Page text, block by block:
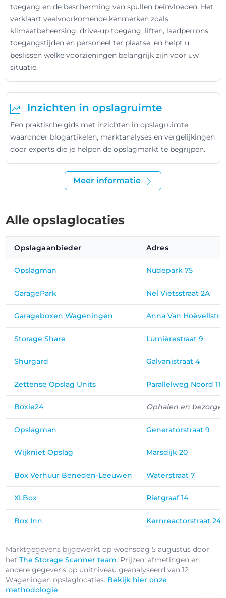
toegang en de bescherming van spullen beïnvloeden. Het
verklaart veelvoorkomende kenmerken zoals
klimaatbeheersing, drive-up toegang, liften, laadperrons,
toegangstijden en personeel ter plaatse, en helpt u
beslissen welke voorzieningen belangrijk zijn voor uw
situatie.
Inzichten in opslagruimte
Een praktische gids met inzichten in opslagruimte,
waaronder blogartikelen, marktanalyses en vergelijkingen
door experts die je helpen de opslagmarkt te begrijpen.
Meer informatie
Alle opslaglocaties
Opslagaanbieder Adres
Opslagman Nudepark 75
GaragePark Nel Vietsstraat 2A
Garageboxen Wageningen Anna Van
Storage Share Lumièrestraat 9
Shurgard Galvanistraat 4
Zettense Opslag Units Parallelweg Noord 11
Boxie24 Ophalen en
Opslagman Generatorstraat 9
Wijkniet Opslag Marsdijk 20
Box Verhuur Beneden-Leeuwen Waterstraat 7
XLBox Rietgraaf 14
Box Inn Kernreactorstraat 24
Marktgegevens bijgewerkt op woensdag 5 augustus door
hetThe Storage Scanner team. Prijzen, afmetingen en
andere gegevens op unitniveau geanalyseerd van 12
Wageningen opslaglocaties. Bekijk hier onze
methodologie.